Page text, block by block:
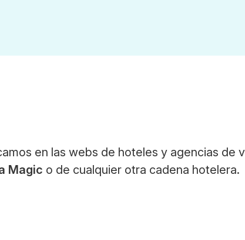
en las webs de hoteles y agencias de
Magic o de cualquier otra cadena hotelera.